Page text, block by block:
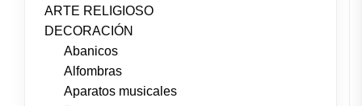
ARTE RELIGIOSO
DECORACIÓN
Abanicos
Alfombras
Aparatos musicales